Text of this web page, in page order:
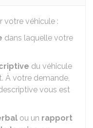
votre véhicule :
dans laquelle votre
du véhicule
À votre demande,
vous est
ou un rapport